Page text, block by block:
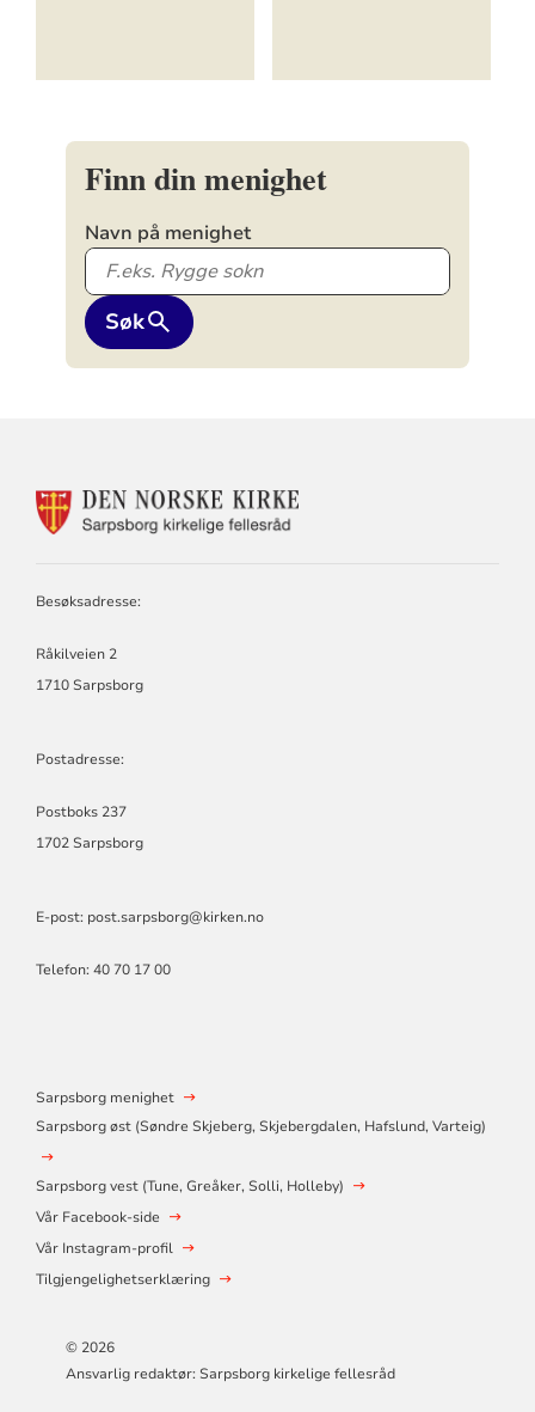
Finn din menighet
Navn på menighet
Søk
KONTAKTINFORMASJON
Besøksadresse:
Råkilveien 2
1710 Sarpsborg
Postadresse:
Postboks 237
1702 Sarpsborg
E-post: post.sarpsborg@kirken.no
Telefon: 40 70 17 00
Sarpsborg menighet
Sarpsborg øst (Søndre Skjeberg, Skjebergdalen, Hafslund, Varteig)
Sarpsborg vest (Tune, Greåker, Solli, Holleby)
Vår Facebook-side
Vår Instagram-profil
Tilgjengelighetserklæring
© 2026
Ansvarlig redaktør: Sarpsborg kirkelige fellesråd